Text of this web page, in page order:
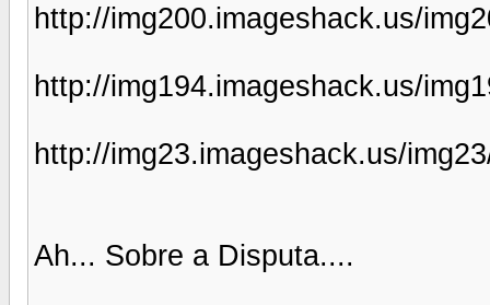
http://img200.imageshack.us/
http://img194.imageshack.us/
http://img23.imageshack.us/
Ah... Sobre a Disputa....